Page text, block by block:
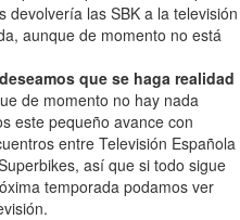
las SBK a la televisión
aunque de momento no está
que se haga realidad
de momento no hay nada
este pequeño avance con
entre Televisión Española
así que si todo sigue
temporada podamos ver